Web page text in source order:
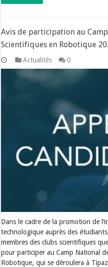
Avis de participation au
Scientifiques en Robotique
Actualités 0
Dans le cadre de la promotion de
technologique auprès des
membres des clubs scientifiques
pour participer au Camp National
Robotique, qui se déroulera à